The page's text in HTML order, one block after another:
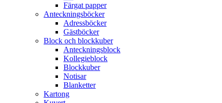
Färgat papper
Anteckningsböcker
Adressböcker
Gästböcker
Block och blockkuber
Anteckningsblock
Kollegieblock
Blockkuber
Notisar
Blanketter
Kartong